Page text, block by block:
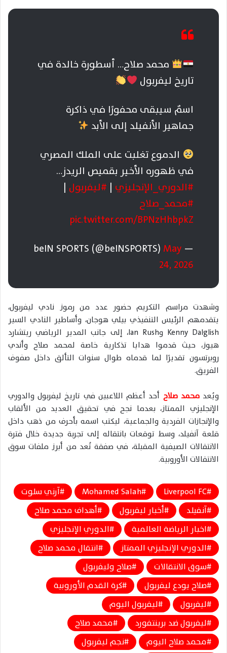
محمد صلاح… أسطورة خالدة في
تاريخ ليفربول
اسمٌ سيبقى محفورًا في ذاكرة
جماهير الأنفيلد إلى الأبد
الدموع تغلبت على الملك المصري
في ظهوره الأخير بقميص الريدز…
#الدوري_الإنجليزي | #ليفربول |
#محمد_صلاح
pic.twitter.com/BPNzHhbpkZ
— beIN SPORTS (@beINSPORTS)
May
24, 2026
وشهدت مراسم التكريم حضور عدد من رموز نادي ليفربول،
يتقدمهم الرئيس التنفيذي بيلي هوجان، وأساطير النادي السير
Kenny Dalglish وIan Rush، إلى جانب المدير الرياضي ريتشارد
هيوز، حيث قدموا هدايا تذكارية خاصة لمحمد صلاح وأندي
روبرتسون تقديرًا لما قدماه طوال سنوات التألق داخل صفوف
الفريق.
ويُعدمحمد صلاح أحد أعظم اللاعبين في تاريخ ليفربول والدوري
الإنجليزي الممتاز، بعدما نجح في تحقيق العديد من الألقاب
والإنجازات الفردية والجماعية، ليكتب اسمه بأحرف من ذهب داخل
قلعة آنفيلد، وسط توقعات بانتقاله إلى تجربة جديدة خلال فترة
الانتقالات الصيفية المقبلة، في صفقة تُعد من أبرز ملفات سوق
الانتقالات الأوروبية.
Liverpool FC
Mohamed Salah
آرني سلوت
آنفيلد
أخبار ليفربول
أهداف محمد صلاح
اخبار الرياضة العالمية
الدوري الإنجليزي
الدوري الإنجليزي الممتاز
انتقال محمد صلاح
سوق الانتقالات
صلاح وليفربول
صلاح يودع ليفربول
كرة القدم الأوروبية
ليفربول
ليفربول اليوم
ليفربول ضد برينتفورد
محمد صلاح
محمد صلاح اليوم
نجم ليفربول